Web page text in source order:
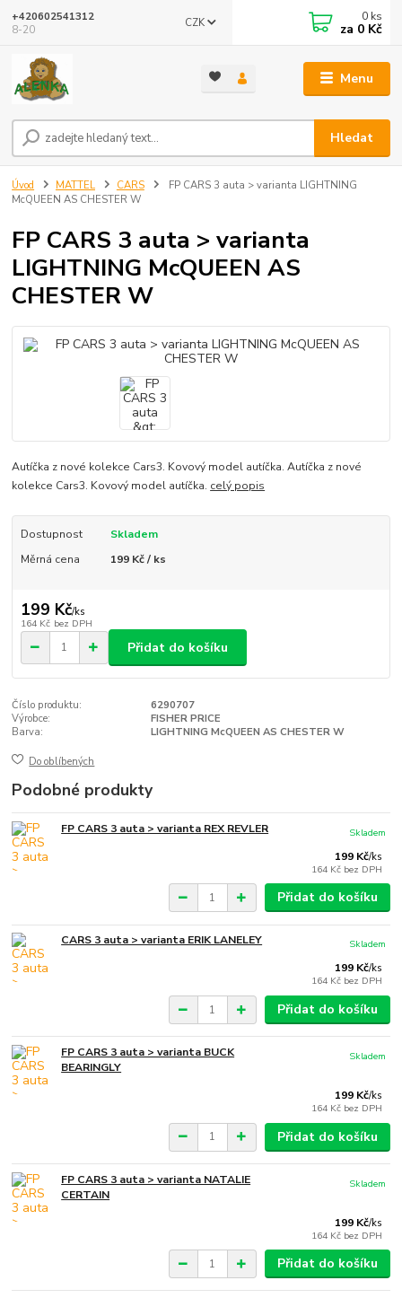
Menu
CZK
Hledat
+420602541312
8-20
0 ks
za 0 Kč
Úvod MATTEL CARS
FP CARS 3 auta > varianta LIGHTNING
McQUEEN AS CHESTER W
FP CARS 3 auta > varianta
LIGHTNING McQUEEN AS
CHESTER W
Autíčka z nové kolekce Cars3. Kovový model autíčka. Autíčka z nové
kolekce Cars3. Kovový model autíčka. celý popis
Dostupnost
Skladem
Měrná cena
199 Kč / ks
199 Kč/ks
164 Kč bez DPH
Přidat do košíku
Číslo produktu:
6290707
Výrobce:
FISHER PRICE
Barva:
LIGHTNING McQUEEN AS CHESTER W
Do oblíbených
Podobné produkty
FP CARS 3 auta > varianta REX REVLER
199 Kč/ks
164 Kč bez DPH
Skladem
Přidat do košíku
CARS 3 auta > varianta ERIK LANELEY
199 Kč/ks
164 Kč bez DPH
Skladem
Přidat do košíku
FP CARS 3 auta > varianta BUCK
BEARINGLY
199 Kč/ks
164 Kč bez DPH
Skladem
Přidat do košíku
FP CARS 3 auta > varianta NATALIE
CERTAIN
199 Kč/ks
164 Kč bez DPH
Skladem
Přidat do košíku